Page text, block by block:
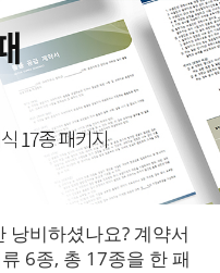
낭비하셨나요? 계약서
6종, 총 17종을 한 패